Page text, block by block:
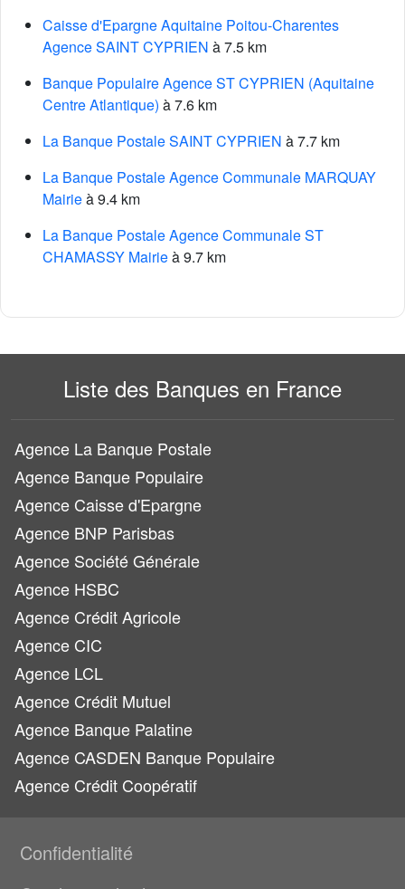
Caisse d'Epargne Aquitaine Poitou-Charentes
Agence SAINT CYPRIEN à 7.5 km
Banque Populaire Agence ST CYPRIEN (Aquitaine
Centre Atlantique) à 7.6 km
La Banque Postale SAINT CYPRIEN à 7.7 km
La Banque Postale Agence Communale MARQUAY
Mairieà 9.4 km
La Banque Postale Agence Communale ST
CHAMASSY Mairieà 9.7 km
Liste des Banques en France
Agence La Banque Postale
Agence Banque Populaire
Agence Caisse d'Epargne
Agence BNP Parisbas
Agence Société Générale
Agence HSBC
Agence Crédit Agricole
Agence CIC
Agence LCL
Agence Crédit Mutuel
Agence Banque Palatine
Agence CASDEN Banque Populaire
Agence Crédit Coopératif
Confidentialité